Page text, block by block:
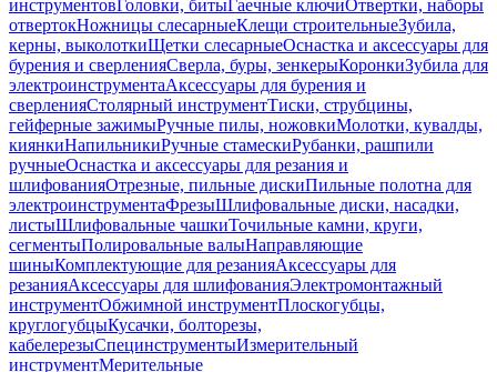
инструментовГоловки, битыГаечные ключиОтвертки, наборы
отвертокНожницы слесарныеКлещи строительныеЗубила,
керны, выколоткиЩетки слесарныеОснастка и аксессуары для
бурения и сверленияСверла, буры, зенкерыКоронкиЗубила для
электроинструментаАксессуары для бурения и
сверленияСтолярный инструментТиски, струбцины,
гейферные зажимыРучные пилы, ножовкиМолотки, кувалды,
киянкиНапильникиРучные стамескиРубанки, рашпили
ручныеОснастка и аксессуары для резания и
шлифованияОтрезные, пильные дискиПильные полотна для
электроинструментаФрезыШлифовальные диски, насадки,
листыШлифовальные чашкиТочильные камни, круги,
сегментыПолировальные валыНаправляющие
шиныКомплектующие для резанияАксессуары для
резанияАксессуары для шлифованияЭлектромонтажный
инструментОбжимной инструментПлоскогубцы,
круглогубцыКусачки, болторезы,
кабелерезыСпецинструментыИзмерительный
инструментМерительные